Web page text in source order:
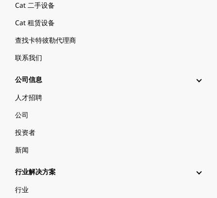
Cat 二手设备
Cat 租赁设备
查找卡特彼勒代理商
联系我们
公司信息
人才招聘
公司
投资者
新闻
行业解决方案
行业